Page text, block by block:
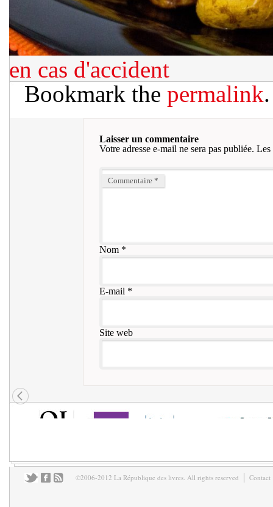
en cas d'accident
Bookmark the permalink.
Laisser un commentaire
Votre adresse e-mail ne sera pas publiée. Les
Commentaire *
Nom*
E-mail *
Site web
©2006-2012 La République des livres. All rights reserved Contact